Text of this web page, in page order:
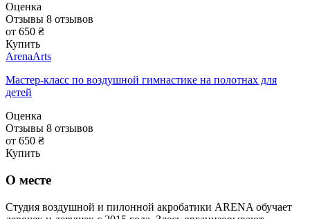
Оценка
Отзывы 8 отзывов
от 650 ₴
Купить
ArenaArts
Мастер-класс по воздушной гимнастике на полотнах для
детей
Оценка
Отзывы 8 отзывов
от 650 ₴
Купить
О месте
Студия воздушной и пилонной акробатики ARENA обучает